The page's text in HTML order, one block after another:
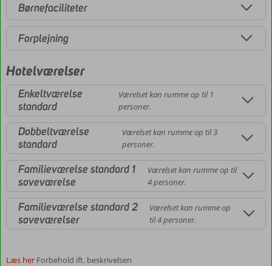
Børnefaciliteter
Forplejning
Hotelværelser
Enkeltværelse
standard
Værelset kan rumme op til 1
personer.
Dobbeltværelse
standard
Værelset kan rumme op til 3
personer.
Familieværelse standard 1
soveværelse
Værelset kan rumme op til
4 personer.
Familieværelse standard 2
soveværelser
Værelset kan rumme op
til 4 personer.
Læs her Forbehold ift. beskrivelsen